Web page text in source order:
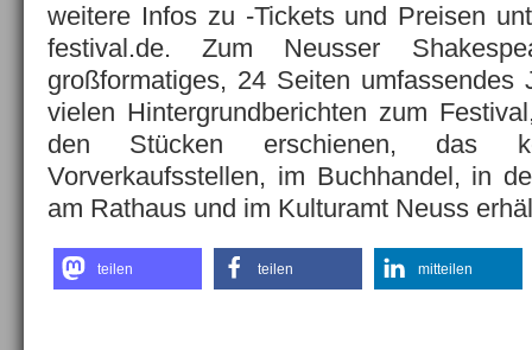
weitere Infos zu -Tickets und Preisen
festival.de. Zum Neusser
großformatiges, 24 Seiten umfassendes
vielen Hintergrundberichten zum
den Stücken erschienen, das
Vorverkaufsstellen, im Buchhandel, in
am Rathaus und im Kulturamt Neuss
teilen teilen mitteilen